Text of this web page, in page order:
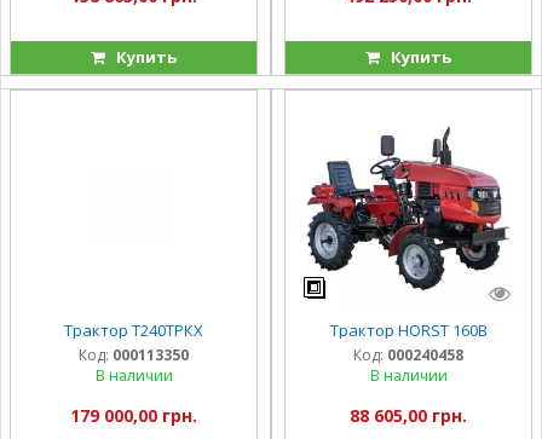
Купить Купить
Трактор Т240TРКX
Код: 000113350
В наличии
179 000,00 грн.
Трактор HORST 160B
Код: 000240458
В наличии
88 605,00 грн.